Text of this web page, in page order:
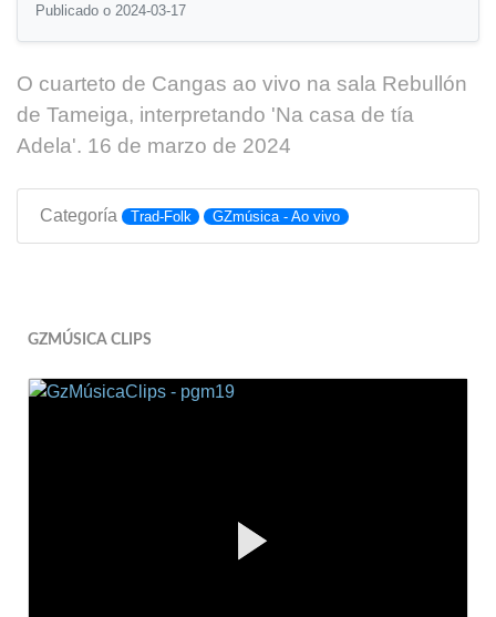
Publicado o 2024-03-17
O cuarteto de Cangas ao vivo na sala Rebullón
de Tameiga, interpretando 'Na casa de tía
Adela'. 16 de marzo de 2024
Categoría Trad-Folk GZmúsica - Ao vivo
GZMÚSICA CLIPS